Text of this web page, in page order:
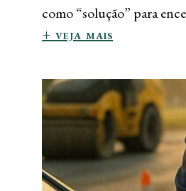
como “solução” para
+ veja mais